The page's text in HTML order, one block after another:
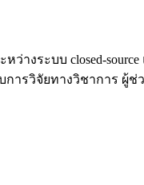
งระบบ closed-source
ารวิจัยทางวิชาการ ผู้ช่